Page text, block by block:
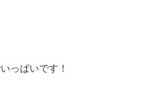
っぱいです！